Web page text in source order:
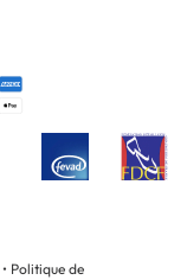
• Politique de